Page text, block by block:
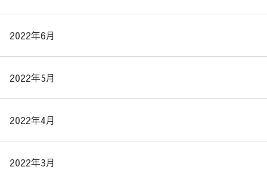
2022年6月
2022年5月
2022年4月
2022年3月